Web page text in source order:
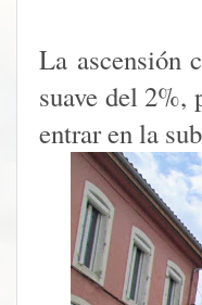
La ascensión
suave del 2%,
entrar en la